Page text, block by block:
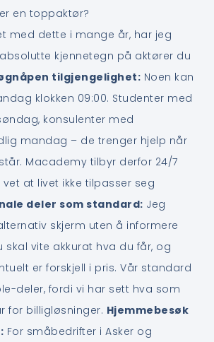
en toppaktør?
med dette i mange år, har jeg
kjennetegn på aktører du
tilgjengelighet: Noen kan
klokken 09:00. Studenter med
konsulenter med
mandag – de trenger hjelp når
Macademy tilbyr derfor 24/7
at livet ikke tilpasser seg
deler som standard: Jeg
skjerm uten å informere
skal vite akkurat hva du får, og
er forskjell i pris. Vår standard
deler, fordi vi har sett hva som
for billigløsninger. Hjemmebesøk
For småbedrifter i Asker og